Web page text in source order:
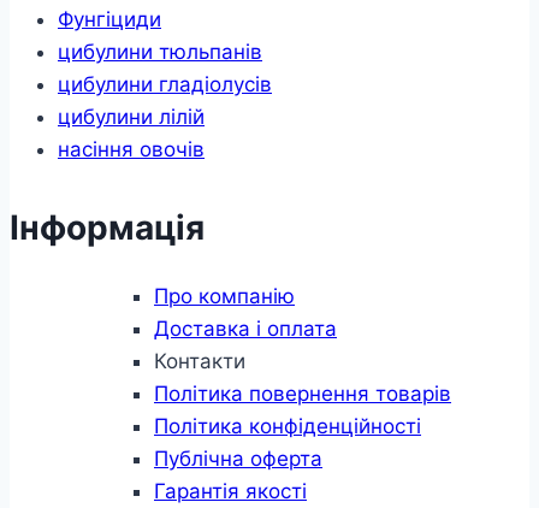
Фунгіциди
цибулини тюльпанів
цибулини гладіолусів
цибулини лілій
насіння овочів
Інформація
Про компанію
Доставка і оплата
Контакти
Політика повернення товарів
Політика конфіденційності
Публічна оферта
Гарантія якості